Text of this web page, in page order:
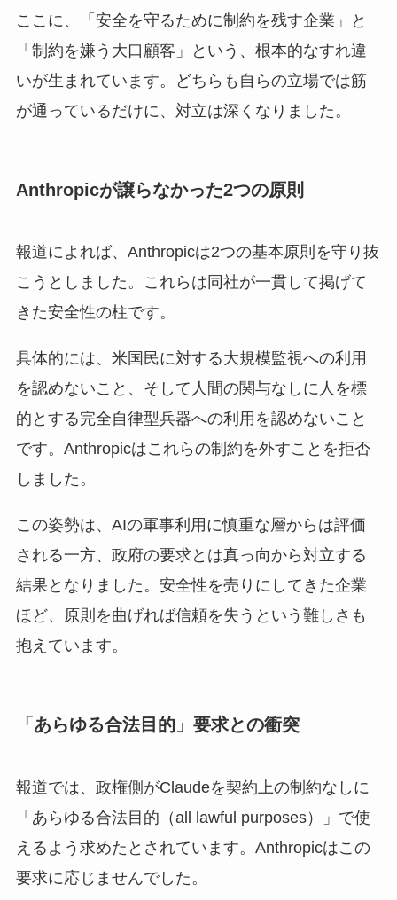
ここに、「安全を守るために制約を残す企業」と
「制約を嫌う大口顧客」という、根本的なすれ違
いが生まれています。どちらも自らの立場では筋
が通っているだけに、対立は深くなりました。
Anthropicが譲らなかった2つの原則
報道によれば、Anthropicは2つの基本原則を守り抜
こうとしました。これらは同社が一貫して掲げて
きた安全性の柱です。
具体的には、米国民に対する大規模監視への利用
を認めないこと、そして人間の関与なしに人を標
的とする完全自律型兵器への利用を認めないこと
です。Anthropicはこれらの制約を外すことを拒否
しました。
この姿勢は、AIの軍事利用に慎重な層からは評価
される一方、政府の要求とは真っ向から対立する
結果となりました。安全性を売りにしてきた企業
ほど、原則を曲げれば信頼を失うという難しさも
抱えています。
「あらゆる合法目的」要求との衝突
報道では、政権側がClaudeを契約上の制約なしに
「あらゆる合法目的（all lawful purposes）」で使
えるよう求めたとされています。Anthropicはこの
要求に応じませんでした。